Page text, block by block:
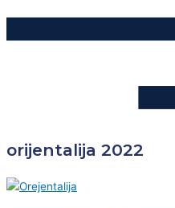
orijentalija 2022